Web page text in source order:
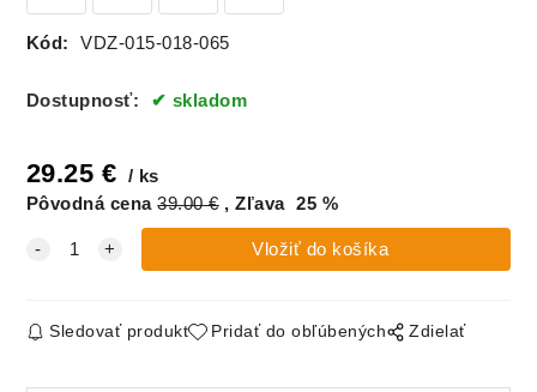
Kód: VDZ-015-018-065
Dostupnosť: skladom
29.25 €
ks
Pôvodná cena 39.00€ Zľava 25 %
Sledovať produkt Pridať do obľúbených Zdielať